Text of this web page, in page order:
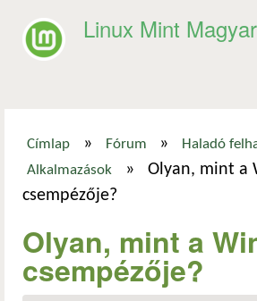
Linux Mint
Jelenlegi hely
Címlap » Fórum » Haladó
Alkalmazások »
Olyan, mint a
csempézője?
Olyan, mint a
csempézője?